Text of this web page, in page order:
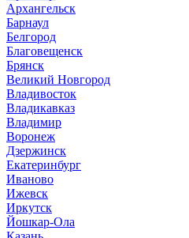
Архангельск
Барнаул
Белгород
Благовещенск
Брянск
Великий Новгород
Владивосток
Владикавказ
Владимир
Воронеж
Дзержинск
Екатеринбург
Иваново
Ижевск
Иркутск
Йошкар-Ола